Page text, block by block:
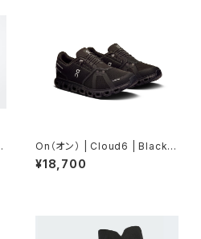
On（オン） | Cloud6 | Black/B
lack | Women
¥18,700